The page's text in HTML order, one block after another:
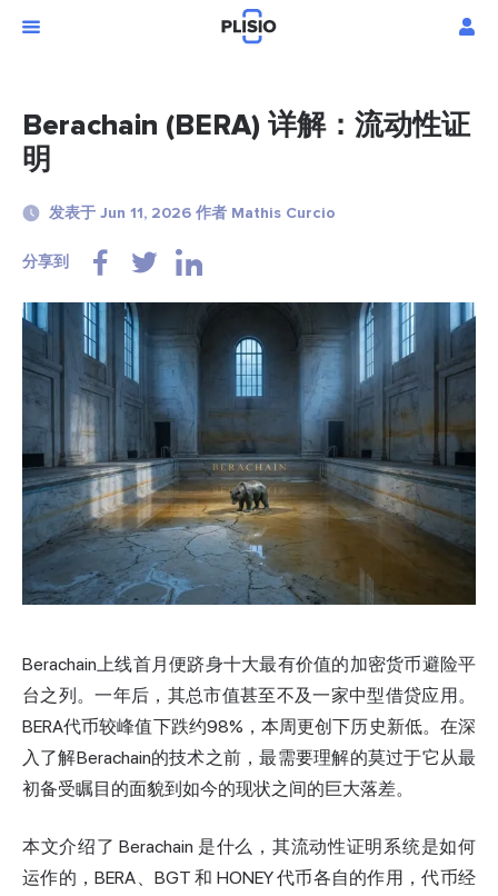
Berachain (BERA) 详解：流动性证
明
发表于 Jun 11, 2026 作者 Mathis Curcio
分享到
Berachain上线首月便跻身十大最有价值的加密货币避险平
台之列。一年后，其总市值甚至不及一家中型借贷应用。
BERA代币较峰值下跌约98%，本周更创下历史新低。在深
入了解Berachain的技术之前，最需要理解的莫过于它从最
初备受瞩目的面貌到如今的现状之间的巨大落差。
本文介绍了 Berachain 是什么，其流动性证明系统是如何
运作的，BERA、BGT 和 HONEY 代币各自的作用，代币经